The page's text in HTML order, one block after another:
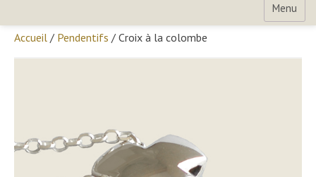
Créations
Menu
Accueil / Pendentifs / Croix à la colombe